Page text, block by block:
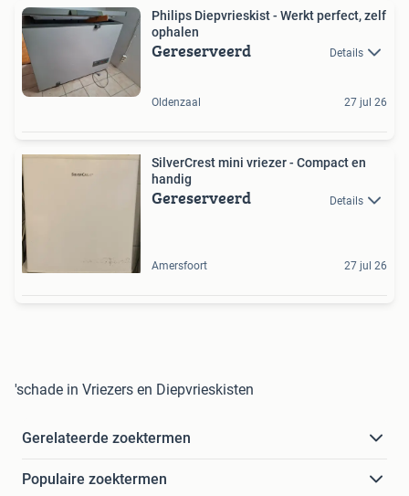
Philips Diepvrieskist - Werkt perfect, zelf
ophalen
Gereserveerd Details
Oldenzaal 27 jul 26
SilverCrest mini vriezer - Compact en
handig
Gereserveerd Details
Amersfoort 27 jul 26
'schade in Vriezers en Diepvrieskisten
Gerelateerde zoektermen
Populaire zoektermen